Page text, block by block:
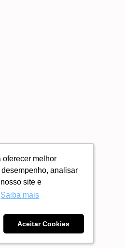
oferecer melhor
analisar
site e
Saiba mais
Aceitar Cookies
oferecer melhor
analisar
site e
Saiba mais
Aceitar Cookies